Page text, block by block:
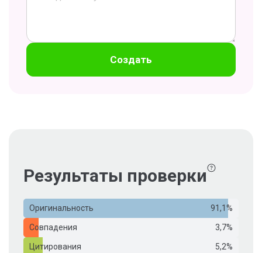
Создать
Результаты проверки
Оригинальность 91,1%
Совпадения 3,7%
Цитирования 5,2%